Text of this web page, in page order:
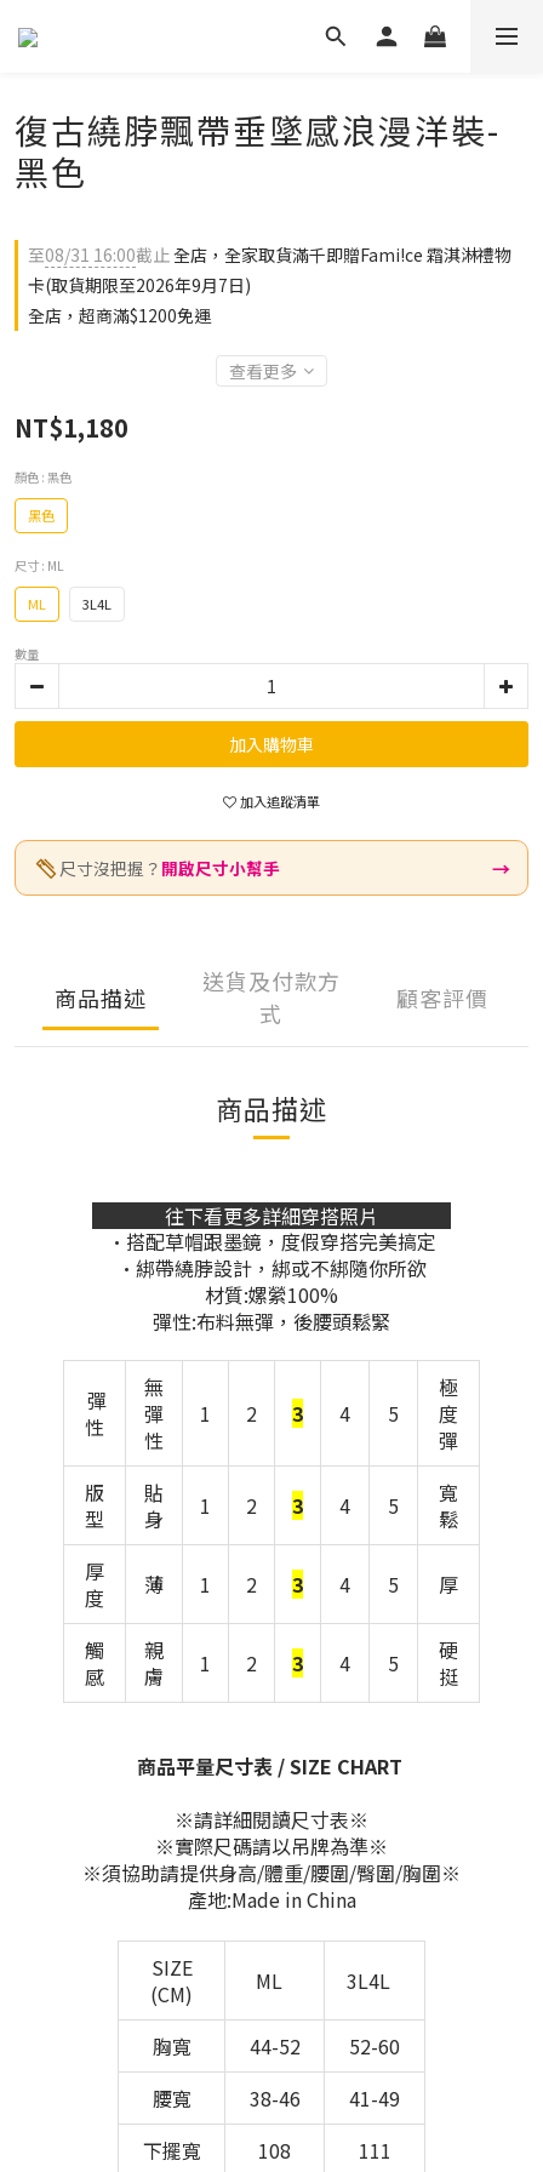
復古繞脖飄帶垂墜感浪漫洋裝-
黑色
至08/31 16:00截止全店，全家取貨滿千即贈Fami!ce 霜淇淋禮物
卡(取貨期限至2026年9月7日)
全店，超商滿$1200免運
查看更多
NT$1,180
顏色 : 黑色
黑色
尺寸 : ML
ML 3L4L
數量
加入購物車
加入追蹤清單
尺寸沒把握？ 開啟尺寸小幫手 →
商品描述
送貨及付款方
式
顧客評價
商品描述
往下看更多詳細穿搭照片
•搭配草帽跟墨鏡，度假穿搭完美搞定
•綁帶繞脖設計，綁或不綁隨你所欲
材質:嫘縈100%
彈性:布料無彈，後腰頭鬆緊
彈
性
無
彈
性
1 2 3 4 5
極
度
彈
版
型
貼
身
1 2 3 4 5
寬
鬆
厚
度
薄 1 2 3 4 5 厚
觸
感
親
膚
1 2 3 4 5
硬
挺
商品平量尺寸表 / SIZE CHART
※請詳細閱讀尺寸表※
※實際尺碼請以吊牌為準※
※須協助請提供身高/體重/腰圍/臀圍/胸圍※
產地:Made in China
SIZE
(CM)
ML 3L4L
胸寬 44-52
52-60
腰寬
38-46
41-49
下擺寬
108 111